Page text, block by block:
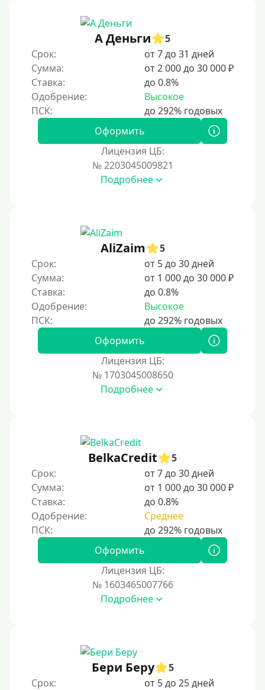
А Деньги
5
Срок:
от 7 до 31 дней
Сумма:
от 2 000 до 30 000 ₽
Ставка:
до 0.8%
Одобрение:
Высокое
Оформить
Лицензия ЦБ:
№ 2203045009821
Подробнее
AliZaim
5
Срок:
от 5 до 30 дней
Сумма:
от 1 000 до 30 000 ₽
Ставка:
до 0.8%
Одобрение:
Высокое
Оформить
Лицензия ЦБ:
№ 1703045008650
Подробнее
BelkaCredit
5
Срок:
от 7 до 30 дней
Сумма:
от 1 000 до 30 000 ₽
Ставка:
до 0.8%
Одобрение:
Среднее
Оформить
Лицензия ЦБ:
№ 1603465007766
Подробнее
Бери Беру
5
Срок:
от 5 до 25 дней